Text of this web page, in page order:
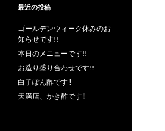
最近の投稿
ゴールデンウィーク休みのお
知らせです!!
本日のメニューです!!
お造り盛り合わせです!!
白子ぽん酢です‼︎
天満店、かき酢です‼︎